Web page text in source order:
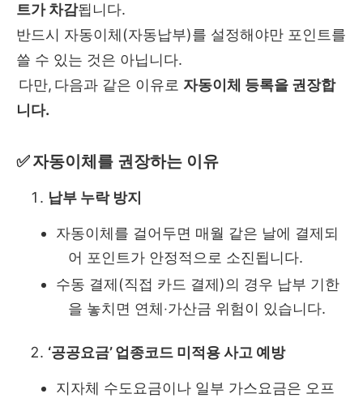
트가 차감됩니다.
반드시 자동이체(자동납부)를 설정해야만 포인트를
쓸 수 있는 것은 아닙니다.
다만, 다음과 같은 이유로 자동이체 등록을 권장합
니다.
✅ 자동이체를 권장하는 이유
납부 누락 방지
자동이체를 걸어두면 매월 같은 날에 결제되
어 포인트가 안정적으로 소진됩니다.
수동 결제(직접 카드 결제)의 경우 납부 기한
을 놓치면 연체‧가산금 위험이 있습니다.
‘공공요금’ 업종코드 미적용 사고 예방
지자체 수도요금이나 일부 가스요금은 오프